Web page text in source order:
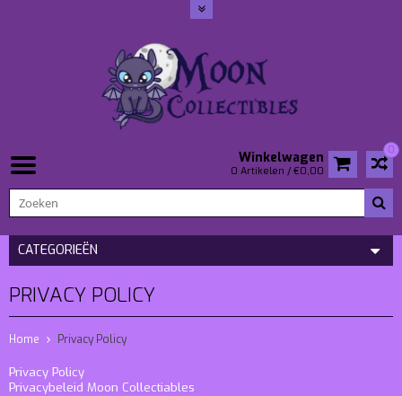
0
Winkelwagen
0 Artikelen / €0,00
CATEGORIEËN
PRIVACY POLICY
Home Privacy Policy
Privacy Policy
Privacybeleid Moon Collectiables